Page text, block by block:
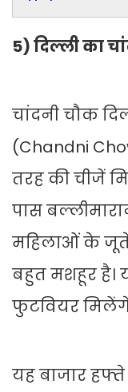
5) दिल्ली का
चांदनी चौक
(Chandni
तरह की चीजें
पास
महिलाओं के
बहुत मशहूर है।
फुटवियर
यह बाजार